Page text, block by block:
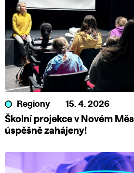
Regiony 15. 4. 2026
Školní projekce v Novém
úspěšně zahájeny!